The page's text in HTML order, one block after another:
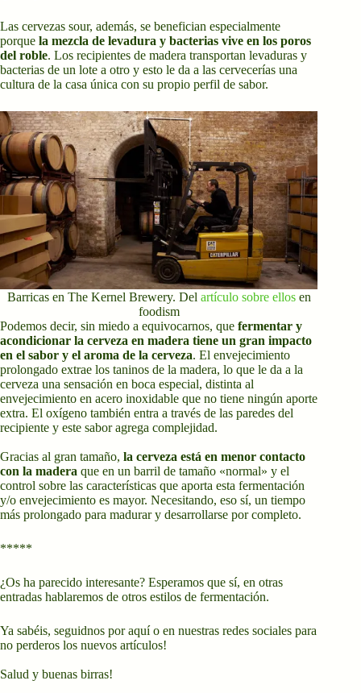
Las cervezas sour, además, se benefician especialmente
porque la mezcla de levadura y bacterias vive en los poros
del roble. Los recipientes de madera transportan levaduras y
bacterias de un lote a otro y esto le da a las cervecerías una
cultura de la casa única con su propio perfil de sabor.
Barricas en The Kernel Brewery. Del artículo sobre ellosen
foodism
Podemos decir, sin miedo a equivocarnos, que fermentar y
acondicionar la cerveza en madera tiene un gran impacto
en el sabor y el aroma de la cerveza. El envejecimiento
prolongado extrae los taninos de la madera, lo que le da a la
cerveza una sensación en boca especial, distinta al
envejecimiento en acero inoxidable que no tiene ningún aporte
extra. El oxígeno también entra a través de las paredes del
recipiente y este sabor agrega complejidad.
Gracias al gran tamaño, la cerveza está en menor contacto
con la madera que en un barril de tamaño «normal» y el
control sobre las características que aporta esta fermentación
y/o envejecimiento es mayor. Necesitando, eso sí, un tiempo
más prolongado para madurar y desarrollarse por completo.
*****
¿Os ha parecido interesante? Esperamos que sí, en otras
entradas hablaremos de otros estilos de fermentación.
Ya sabéis, seguidnos por aquí o en nuestras redes sociales para
no perderos los nuevos artículos!
Salud y buenas birras!